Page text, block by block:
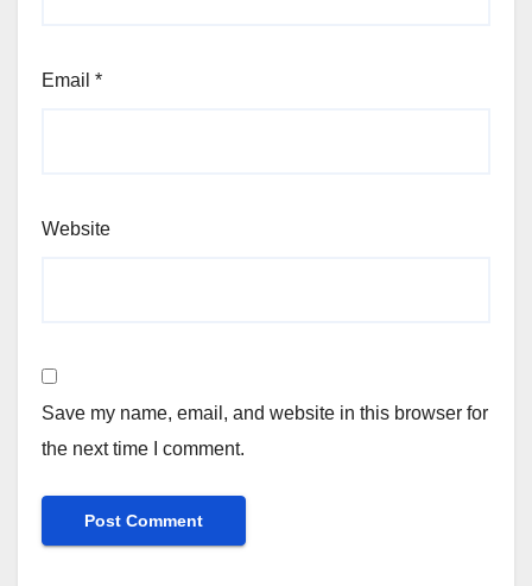
Email *
Website
Save my name, email, and website in this browser for
the next time I comment.